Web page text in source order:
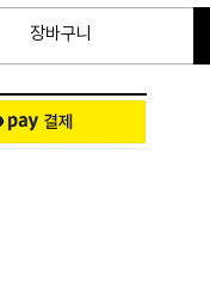
장바구니